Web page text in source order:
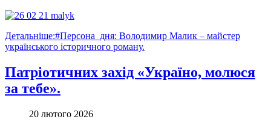
Детальніше:#Персона_дня: Володимир Малик – майстер
українського історичного роману.
Патріотичних захід «Україно, молюся
за тебе».
20 лютого 2026